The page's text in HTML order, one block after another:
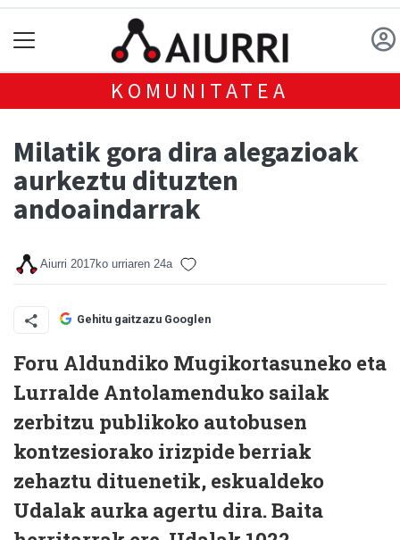
KOMUNITATEA
Milatik gora dira alegazioak
aurkeztu dituzten
andoaindarrak
Aiurri 2017ko urriaren 24a
Gehitu gaitzazu Googlen
Foru Aldundiko Mugikortasuneko eta
Lurralde Antolamenduko sailak
zerbitzu publikoko autobusen
kontzesiorako irizpide berriak
zehaztu dituenetik, eskualdeko
Udalak aurka agertu dira. Baita